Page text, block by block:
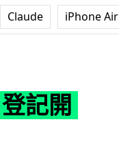
Claude iPhone Air
記開